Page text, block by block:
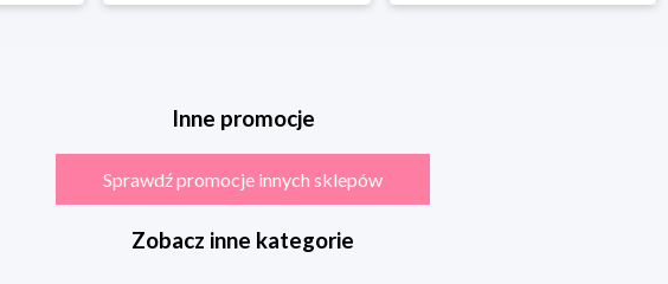
Inne promocje
Sprawdź promocje innych sklepów
Zobacz inne kategorie